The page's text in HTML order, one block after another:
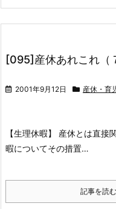
[095]産休あれこれ（
2001年9月12日 産休・育
【生理休暇】 産休とは直
暇についてその措置…
記事を読む